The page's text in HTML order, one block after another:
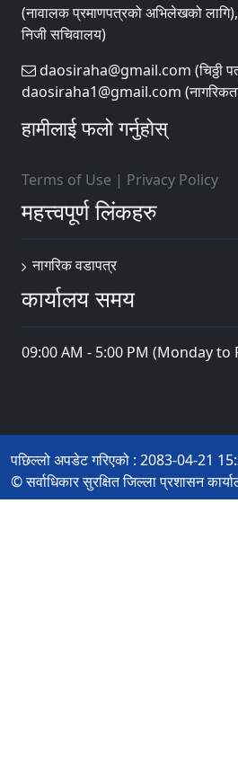
(नावालक प्रमाणपत्रको अभिलेखको
निजी सचिवालय)
daosiraha@gmail.com (चिठ्ठी
daosiraha1@gmail.com
हामीलाई फलो गर्नुहोस्
Terms of Use | Privacy Policy
महत्त्वपूर्ण लिंकहरु
नागरिक वडापत्र
कार्यालय समय
09:00 AM - 5:00 PM (Monday to
पछिल्लो अपडेट गरिएको : 2083-04-21
© सर्वाधिकार सुरक्षित जिल्ला प्रशासन